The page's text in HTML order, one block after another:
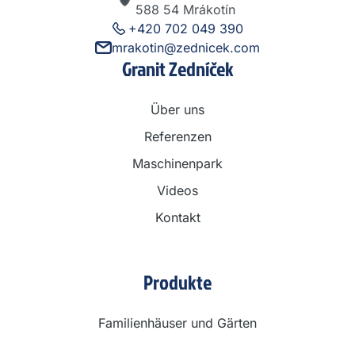
+420 702 049 390
mrakotin@zednicek.com
588 54 Mrákotín
Granit Zedníček
Über uns
Referenzen
Maschinenpark
Videos
Kontakt
Produkte
Familienhäuser und Gärten